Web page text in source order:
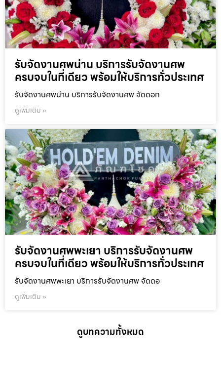
รับจัดงานศพน่าน บริการรับจัดงานศพ
ครบจบในที่เดียว พร้อมให้บริการทั่วประเทศ
รับจัดงานศพน่าน บริการรับจัดงานศพ จัดดอก
ดูเพิ่มเติม »
รับจัดงานศพพะเยา บริการรับจัดงานศพ
ครบจบในที่เดียว พร้อมให้บริการทั่วประเทศ
รับจัดงานศพพะเยา บริการรับจัดงานศพ จัดดอ
ดูเพิ่มเติม »
ดูบทความทั้งหมด